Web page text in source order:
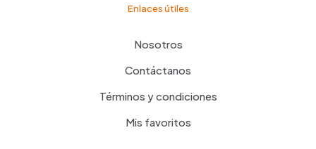
Enlaces útiles
Nosotros
Contáctanos
Términos y condiciones
Mis favoritos